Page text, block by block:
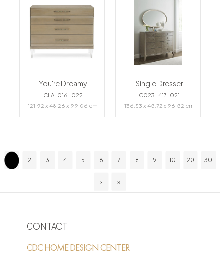
You're Dreamy
CLA-016-022
121.92 x 48.26 x 99.06 cm
Single Dresser
C023-417-021
136.53 x 45.72 x 96.52 cm
1 2 3 4 5 6 7 8 9 10 20 30
› »
CONTACT
CDC HOME DESIGN CENTER